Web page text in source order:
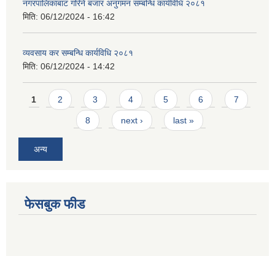
नगरपालिकाबाट गरिने बजार अनुगमन सम्बन्धि कार्यविधि २०८१
मिति: 06/12/2024 - 16:42
व्यवसाय कर सम्बन्धि कार्यविधि २०८१
मिति: 06/12/2024 - 14:42
Pages
1 2 3 4 5 6 7
8 next › last »
अन्य
फेसबुक फीड